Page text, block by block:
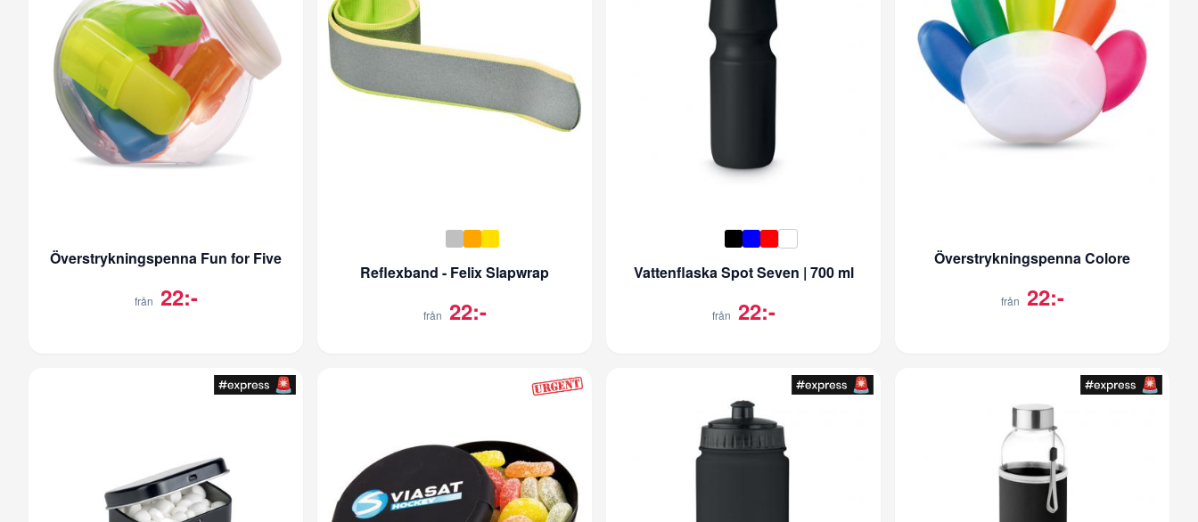
Överstrykningspenna Fun for Five
från 22:-
Reflexband - Felix Slapwrap
från 22:-
Vattenflaska Spot Seven | 700 ml
från 22:-
Överstrykningspenna Colore
från 22:-